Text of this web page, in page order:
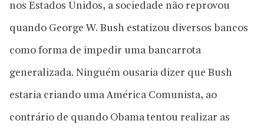
nos Estados Unidos, a sociedade não reprovou
quando George W. Bush estatizou diversos bancos
como forma de impedir uma bancarrota
generalizada. Ninguém ousaria dizer que Bush
estaria criando uma América Comunista, ao
contrário de quando Obama tentou realizar as